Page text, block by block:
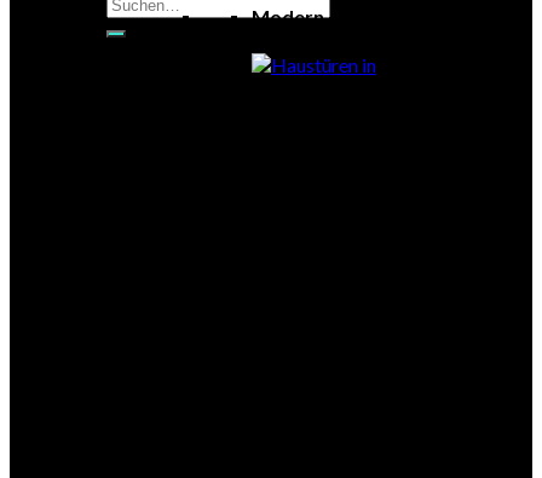
nach:
Modern